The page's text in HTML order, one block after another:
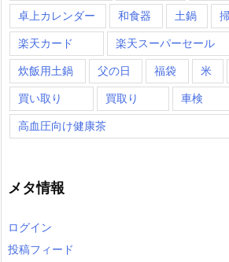
卓上カレンダー 和食器 土鍋
楽天カード 楽天スーパーセール
炊飯用土鍋 父の日 福袋 米
買い取り 買取り 車検
高血圧向け健康茶
メタ情報
ログイン
投稿フィード